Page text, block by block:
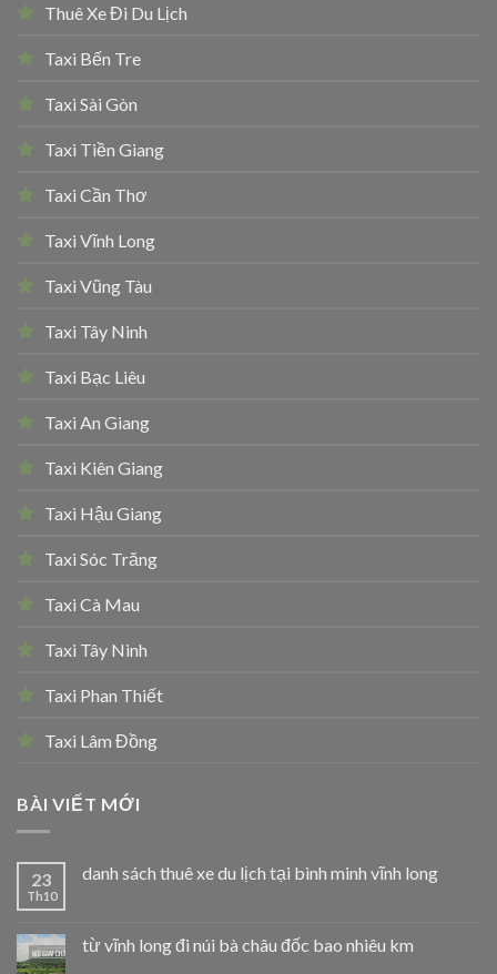
Thuê Xe Đi Du Lịch
Taxi Bến Tre
Taxi Sài Gòn
Taxi Tiền Giang
Taxi Cần Thơ
Taxi Vĩnh Long
Taxi Vũng Tàu
Taxi Tây Ninh
Taxi Bạc Liêu
Taxi An Giang
Taxi Kiên Giang
Taxi Hậu Giang
Taxi Sóc Trăng
Taxi Cà Mau
Taxi Tây Ninh
Taxi Phan Thiết
Taxi Lâm Đồng
BÀI VIẾT MỚI
23
Th10
danh sách thuê xe du lịch tại bình minh vĩnh long
từ vĩnh long đi núi bà châu đốc bao nhiêu km